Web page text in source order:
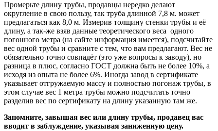
Промерьте длину трубы, продавцы нередко делают
округление в свою пользу, так труба длинной 7,8 м. может
предлагаться как 8,0 м. Измерив толщину стенки трубы и её
длину, а так-же взяв данные теоретического веса одного
погонного метра (на сайте информация имеется), подсчитайте
вес одной трубы и сравните с тем, что вам предлагают. Вес не
обязательно точно совпадёт (это уже вопросы к заводу), но
разница в плюс, согласно ГОСТ должна быть не более 10%, а
исходя из опыта не более 6%. Иногда завод в сертификате
указывает отгружаемую массу и полностью погонаж трубы, в
этом случае вес 1 метра трубы можно подсчитать точно
разделив вес по сертификату на длину указанную там же.
Запомните, завышая вес или длину трубы, продавец вас
вводит в заблуждение, указывая заниженную цену.